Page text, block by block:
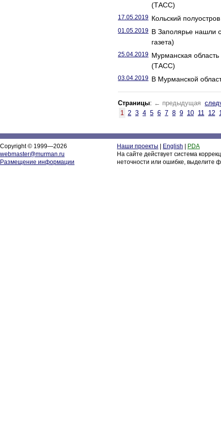
(ТАСС)
17.05.2019 Кольский
01.05.2019 В Заполярье нашли
газета)
25.04.2019 Мурманская
(ТАСС)
03.04.2019 В Мурманской
Страницы: ← предыдущая
1 2 3 4 5 6 7 8 9 10 11 12
Copyright © 1999—2026
webmaster@murman.ru
Размещение информации
Наши проекты English
PDA
На сайте действует система
неточности или ошибке, выделите